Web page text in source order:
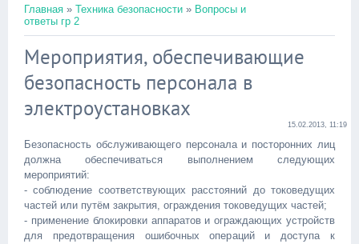
Главная » Техника безопасности » Вопросы и
ответы гр 2
Мероприятия, обеспечивающие
безопасность персонала в
электроустановках
15.02.2013, 11:19
Безопасность обслуживающего персонала и посторонних лиц
должна обеспечиваться выполнением следующих
мероприятий:
- соблюдение соответствующих расстояний до токоведущих
частей или путём закрытия, ограждения токоведущих частей;
- применение блокировки аппаратов и ограждающих устройств
для предотвращения ошибочных операций и доступа к